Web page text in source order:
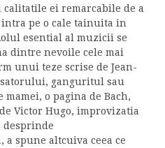
ei remarcabile de a
pe o cale tainuita in
esential al muzicii se
dintre nevoile cele mai
unui teze scrise de Jean-
ganguritul sau
o pagina de Bach,
Victor Hugo, improvizatia
desprinde
a spune altcuiva ceea ce